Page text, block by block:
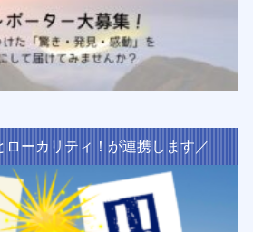
ローカリティ！が連携します／